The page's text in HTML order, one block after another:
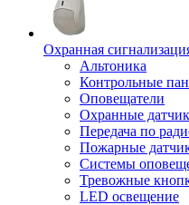
Охранная
Альтоника
Контрольные
Оповещатели
Охранные
Передача по
Пожарные
Системы
Тревожные
LED освещение